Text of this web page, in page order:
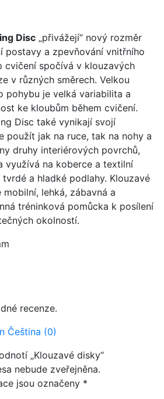
Disc „přivážejí“ nový rozměr
postavy a zpevňování vnitřního
cvičení spočívá v klouzavých
v různých směrech. Velkou
pohybu je velká variabilita a
ke kloubům během cvičení.
Disc také vynikají svojí
použít jak na ruce, tak na nohy a
druhy interiérových povrchů,
využívá na koberce a textilní
a hladké podlahy. Klouzavé
lehká, zábavná a
tréninková pomůcka k posílení
okolností.
recenze.
Čeština (0)
„Klouzavé disky“
nebude zveřejněna.
jsou označeny *